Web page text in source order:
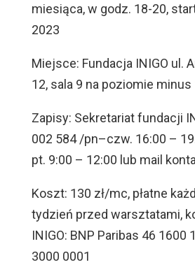
miesiąca, w godz. 18-20,
2023
Miejsce: Fundacja INIGO ul.
12, sala 9 na poziomie minus
Zapisy: Sekretariat fundacji
002 584 /pn–czw. 16:00 –
pt. 9:00 – 12:00 lub mail
Koszt: 130 zł/mc, płatne
tydzień przed warsztatami,
INIGO: BNP Paribas 46 1600
3000 0001